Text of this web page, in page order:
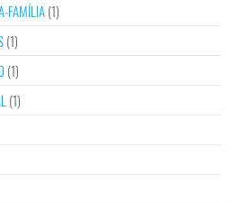
FAMÍLIA(1)
(1)
(1)
(1)